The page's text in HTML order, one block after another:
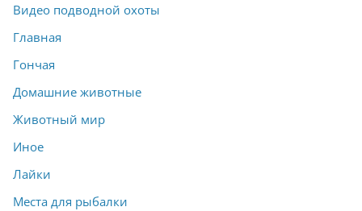
Видео подводной охоты
Главная
Гончая
Домашние животные
Животный мир
Иное
Лайки
Места для рыбалки